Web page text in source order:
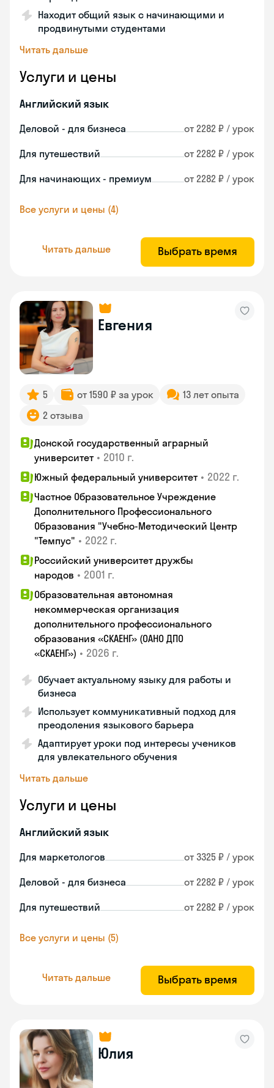
Находит общий язык с начинающими и
продвинутыми студентами
Читать дальше
Услуги и цены
Английский язык
Деловой - для бизнеса от 2282 ₽ / урок
Для путешествий от 2282 ₽ / урок
Для начинающих - премиум от 2282 ₽ / урок
Все услуги и цены (4)
Читать дальше Выбрать время
Евгения
5 от 1590 ₽ за урок
13 лет опыта
2 отзыва
Донской государственный аграрный
университет • 2010 г.
Южный федеральный университет • 2022 г.
Частное Образовательное Учреждение
Дополнительного Профессионального
Образования "Учебно-Методический Центр
"Темпус" • 2022 г.
Российский университет дружбы
народов • 2001 г.
Образовательная автономная
некоммерческая организация
дополнительного профессионального
образования «СКАЕНГ» (ОАНО ДПО
«СКАЕНГ») • 2026 г.
Обучает актуальному языку для работы и
бизнеса
Использует коммуникативный подход для
преодоления языкового барьера
Адаптирует уроки под интересы учеников
для увлекательного обучения
Читать дальше
Услуги и цены
Английский язык
Для маркетологов от 3325 ₽ / урок
Деловой - для бизнеса от 2282 ₽ / урок
Для путешествий от 2282 ₽ / урок
Все услуги и цены (5)
Читать дальше Выбрать время
Юлия